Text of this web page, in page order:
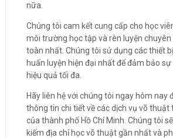
nữa.
Chúng tôi cam kết cung cấp cho học
môi trường học tập và rèn luyện chuyên
toàn nhất. Chúng tôi sử dụng các thiết
huấn luyện hiện đại nhất để đảm bảo
hiệu quả tối đa.
Hãy liên hệ với chúng tôi ngay hôm nay
thông tin chi tiết về các dịch vụ võ thuật
của thành phố Hồ Chí Minh. Chúng tôi
kiếm địa chỉ học võ thuật gần nhất và